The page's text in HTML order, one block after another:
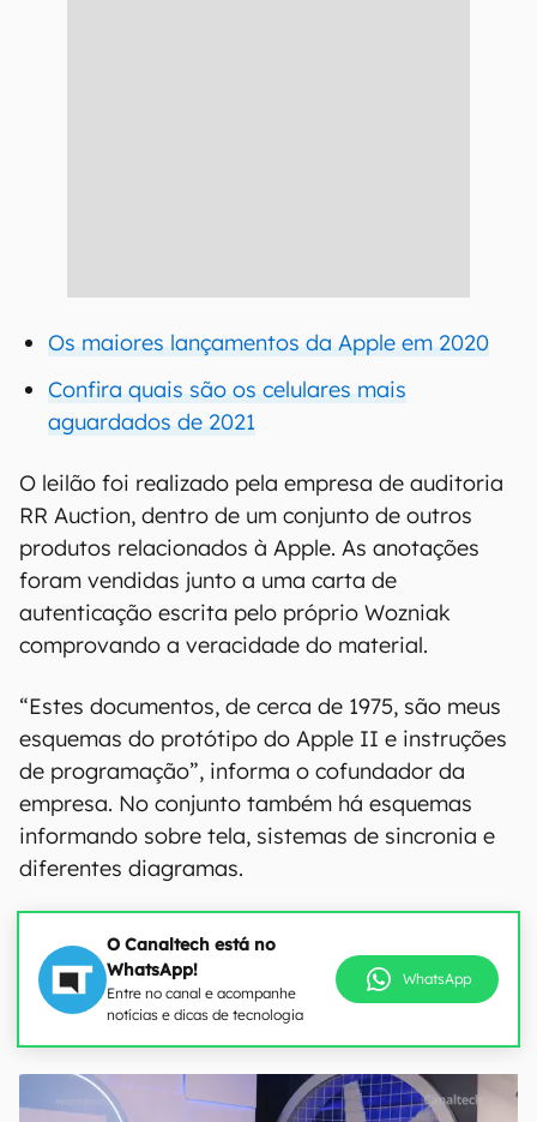
Os maiores lançamentos da Apple em 2020
Confira quais são os celulares mais
aguardados de 2021
O leilão foi realizado pela empresa de auditoria
RR Auction, dentro de um conjunto de outros
produtos relacionados à Apple. As anotações
foram vendidas junto a uma carta de
autenticação escrita pelo próprio Wozniak
comprovando a veracidade do material.
“Estes documentos, de cerca de 1975, são meus
esquemas do protótipo do Apple II e instruções
de programação”, informa o cofundador da
empresa. No conjunto também há esquemas
informando sobre tela, sistemas de sincronia e
diferentes diagramas.
O Canaltech está no
WhatsApp!
Entre no canal e acompanhe
notícias e dicas de tecnologia
WhatsApp